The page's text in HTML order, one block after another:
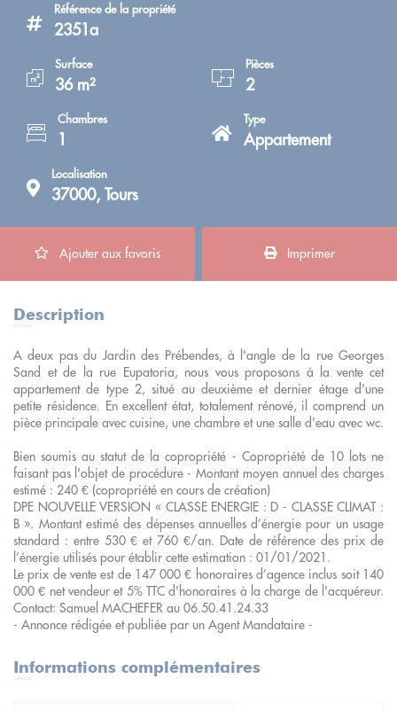
Référence de la propriété
2351a
Surface
36 m²
Pièces
2
Chambres
1
Type
Appartement
Localisation
37000, Tours
Ajouter aux favoris Imprimer
Description
A deux pas du Jardin des Prébendes, à l'angle de la rue Georges
Sand et de la rue Eupatoria, nous vous proposons à la vente cet
appartement de type 2, situé au deuxième et dernier étage d'une
petite résidence. En excellent état, totalement rénové, il comprend un
pièce principale avec cuisine, une chambre et une salle d'eau avec wc.
Bien soumis au statut de la copropriété - Copropriété de 10 lots ne
faisant pas l'objet de procédure - Montant moyen annuel des charges
estimé : 240 € (copropriété en cours de création)
DPE NOUVELLE VERSION « CLASSE ENERGIE : D - CLASSE CLIMAT :
B ». Montant estimé des dépenses annuelles d’énergie pour un usage
standard : entre 530 € et 760 €/an. Date de référence des prix de
l’énergie utilisés pour établir cette estimation : 01/01/2021.
Le prix de vente est de 147 000 € honoraires d’agence inclus soit 140
000 € net vendeur et 5% TTC d'honoraires à la charge de l'acquéreur.
Contact: Samuel MACHEFER au 06.50.41.24.33
- Annonce rédigée et publiée par un Agent Mandataire -
Informations complémentaires